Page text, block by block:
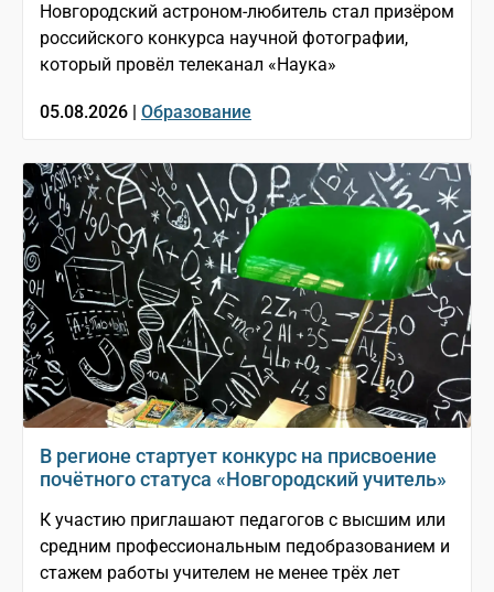
Новгородский астроном-любитель стал призёром
российского конкурса научной фотографии,
который провёл телеканал «Наука»
05.08.2026 | Образование
В регионе стартует конкурс на присвоение
почётного статуса «Новгородский учитель»
К участию приглашают педагогов с высшим или
средним профессиональным педобразованием и
стажем работы учителем не менее трёх лет